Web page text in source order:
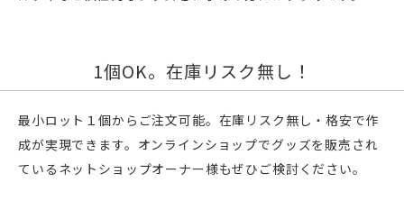
1個OK。在庫リスク無し！
最小ロット１個からご注文可能。在庫リスク無し・格安で作
成が実現できます。オンラインショップでグッズを販売され
ているネットショップオーナー様もぜひご検討ください。